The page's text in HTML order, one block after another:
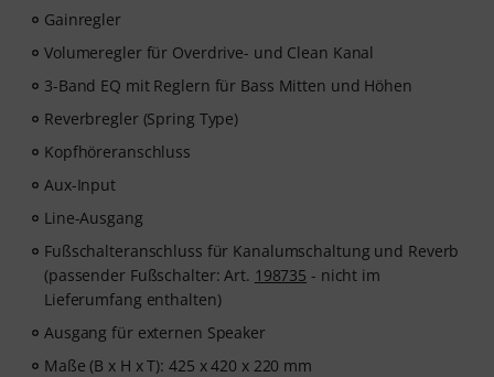
Gainregler
Volumeregler für Overdrive- und Clean Kanal
3-Band EQ mit Reglern für Bass Mitten und Höhen
Reverbregler (Spring Type)
Kopfhöreranschluss
Aux-Input
Line-Ausgang
Fußschalteranschluss für Kanalumschaltung und Reverb
(passender Fußschalter: Art. 198735 - nicht im
Lieferumfang enthalten)
Ausgang für externen Speaker
Maße (B x H x T): 425 x 420 x 220 mm